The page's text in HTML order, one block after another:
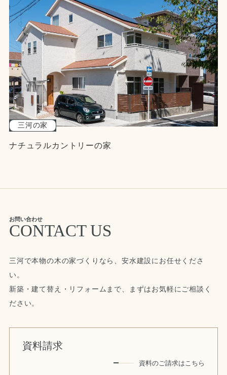
三河の家
ナチュラルカントリーの家
お問い合わせ
CONTACT US
三河で本物の木の家づくりなら、安水建設にお任せくださ
い。
新築・建て替え・リフォームまで、まずはお気軽にご相談く
ださい。
資料請求
資料のご請求はこちら